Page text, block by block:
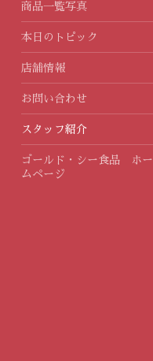
商品一覧写真
本日のトピック
店舗情報
お問い合わせ
スタッフ紹介
ゴールド・シー食品 ホー
ムページ